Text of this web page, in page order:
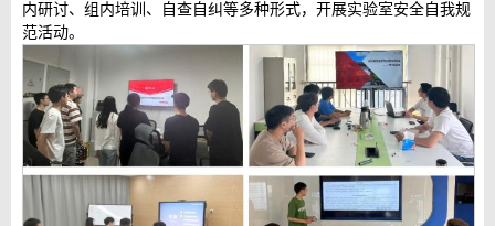
内研讨、组内培训、自查自纠等多种形式，开展实验室安全自我规
范活动。